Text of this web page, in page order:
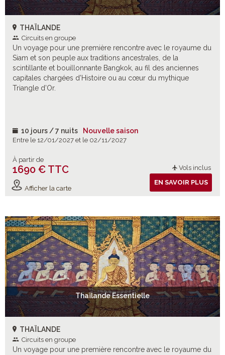
THAÏLANDE
Circuits en groupe
Un voyage pour une première rencontre avec le royaume du
Siam et son peuple aux traditions ancestrales, de la
scintillante et bouillonnante Bangkok, au fil des anciennes
capitales chargées d’Histoire ou au cœur du mythique
Triangle d’Or.
10 jours / 7 nuits Nouvelle saison
Entre le 12/01/2027 et le 02/11/2027
À partir de
1690 € TTC Vols inclus
Afficher la carte
EN SAVOIR PLUS
Thaïlande Essentielle
THAÏLANDE
Circuits en groupe
Un voyage pour une première rencontre avec le royaume du